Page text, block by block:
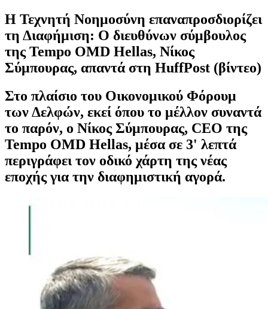
Η Τεχνητή Νοημοσύνη επαναπροσδιορίζει
τη Διαφήμιση: Ο διευθύνων σύμβουλος
της Tempo OMD Hellas, Νίκος
Σύμπουρας, απαντά στη HuffPost (βίντεο)
Στο πλαίσιο του Οικονομικού Φόρουμ
των Δελφών, εκεί όπου το μέλλον συναντά
το παρόν, ο Νίκος Σύμπουρας, CEO της
Tempo OMD Hellas, μέσα σε 3' λεπτά
περιγράφει τον οδικό χάρτη της νέας
εποχής για την διαφημιστική αγορά.